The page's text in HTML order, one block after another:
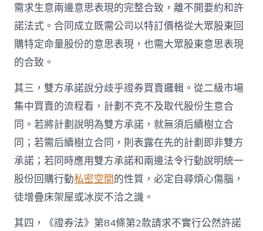
需求生意兩邊意思表現的完整合致，離不開要約和許
諾法式。合同成立既需公司以特訂價格從大眾股東回
購特定命量股份的意思表現，也需大眾股東意思表現
的合致。
其三，雙方承諾說分歧乎證券買賣邏輯。從二級市場
集中買賣的流程看，計劃不克不及取代股份生意合
同。若將計劃說明為雙方承諾，就無須后續樹立合
同；若需后續樹立合同，則表露在先的計劃即非雙方
承諾；若同時應用雙方承諾和兩邊法令行動說明統一
股份回購行動私密空間的性質，必定自尋煩心傷腦，
徒增疊床架屋或冰炭不洽之譏。
其四，《證券法》第84條第2款請求不實行公然許諾